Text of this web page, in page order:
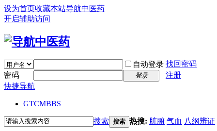
设为首页收藏本站导航中医药
开启辅助访问
自动登录 找回密码
密码
登录
注册
快捷导航
GTCMBBS
搜索 搜索 热搜: 脏腑 气血 八纲辨证